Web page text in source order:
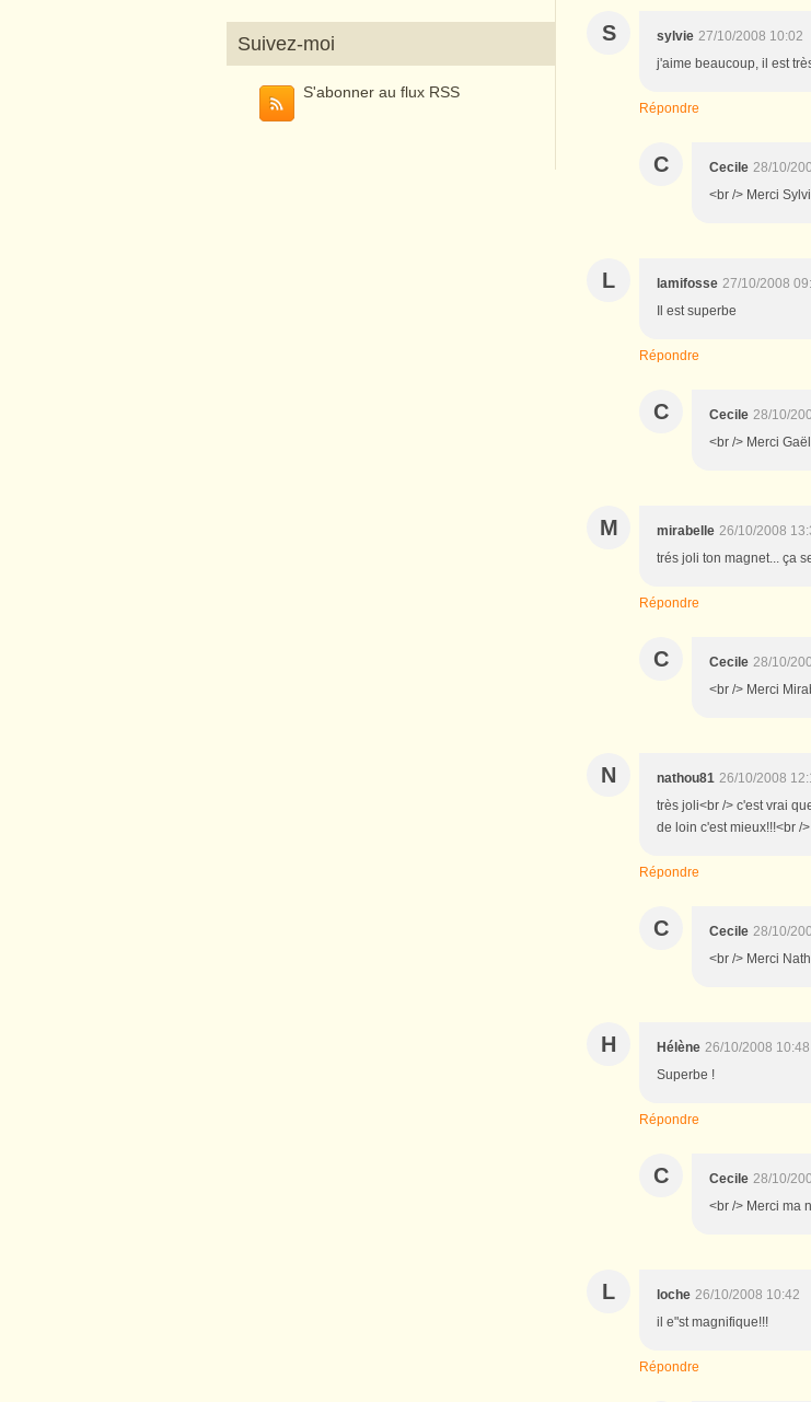
Suivez-moi
S'abonner au flux RSS
S sylvie 27/10/2008 10:02
j'aime beaucoup, il est
Répondre
C Cecile 28/10/
<br /> Merci
L lamifosse 27/10/2008
Il est superbe
Répondre
C Cecile 28/10/
<br /> Merci
M mirabelle 26/10/2008
trés joli ton magnet... ça
Répondre
C Cecile 28/10/
<br /> Merci
N nathou81 26/10/2008
très joli<br /> c'est vrai
de loin c'est mieux!!!<br /
Répondre
C Cecile 28/10/
<br /> Merci
H Hélène 26/10/2008 10:48
Superbe !
Répondre
C Cecile 28/10/
<br /> Merci ma
L loche 26/10/2008 10:42
il e"st magnifique!!!
Répondre